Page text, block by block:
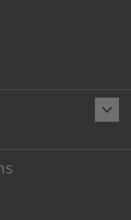
keyboard_arrow_down
Garantieauf Toner und Tinte
Abfallvermeidung.
da, wo Ihre Kinder einen